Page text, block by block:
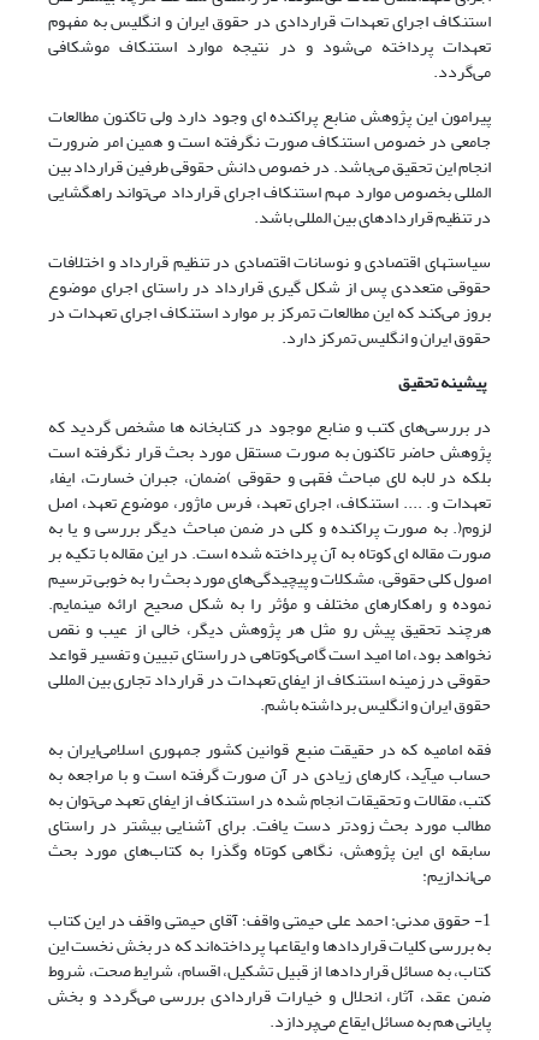
استنکاف اجرای تعهدات قراردادی در حقوق ایران و انگلیس به مفهوم
تعهدات پرداخته می‌شود و در نتیجه موارد استنکاف موشکافی
می‌‌گردد.
پیرامون این پژوهش منابع پراکنده ای وجود دارد ولی تاکنون مطالعات
جامعی در خصوص استنکاف صورت نگرفته است و همین امر ضرورت
انجام این تحقیق می‌باشد. در خصوص دانش حقوقی طرفین قرارداد بین
المللی بخصوص موارد مهم استنکاف اجرای قرارداد می‌‌تواند راهگشایی
در تنظیم قراردادهای بین المللی باشد.
سیاستهای اقتصادی و نوسانات اقتصادی در تنظیم قرارداد و اختلافات
حقوقی متعددی پس از شکل گیری قرارداد در راستای اجرای موضوع
بروز می‌‌کند که این مطالعات تمرکز بر موارد استنکاف اجرای تعهدات در
حقوق ایران و انگلیس تمرکز دارد.
پیشینه تحقیق
در بررسی‌‌های کتب و منابع موجود در کتابخانه ها مشخص گردید که
پژوهش حاضر تاکنون به صورت مستقل مورد بحث قرار نگرفته است
بلکه در لابه لای مباحث فقهی و حقوقی )ضمان، جبران خسارت، ایفاء
تعهدات و. .... استنکاف، اجرای تعهد، فرس ماژور، موضوع تعهد، اصل
لزوم(. به صورت پراکنده و کلی در ضمن مباحث دیگر بررسی و یا به
صورت مقاله ای کوتاه به آن پرداخته شده است. در این مقاله با تکیه بر
اصول کلی حقوقی، مشکلات و پیچیدگی‌‌های مورد بحث را به خوبی ترسیم
نموده و راهکارهای مختلف و مؤثر را به شکل صحیح ارائه مینمایم.
هرچند تحقیق پیش رو مثل هر پژوهش دیگر، خالی از عیب و نقص
نخواهد بود، اما امید است گامی‌‌کوتاهی در راستای تبیین و تفسیر قواعد
حقوقی در زمینه استنکاف از ایفای تعهدات در قرارداد تجاری بین المللی
حقوق ایران و انگلیس برداشته باشم.
فقه امامیه که در حقیقت منبع قوانین کشور جمهوری اسلامی‌‌ایران به
حساب میآید، کارهای زیادی در آن صورت گرفته است و با مراجعه به
کتب، مقالات و تحقیقات انجام شده در استنکاف از ایفای تعهد می‌‌توان به
مطالب مورد بحث زودتر دست یافت. برای آشنایی بیشتر در راستای
سابقه ای این پژوهش، نگاهی کوتاه وگذرا به کتاب‌‌های مورد بحث
می‌‌اندازیم:
1- حقوق مدنی: احمد علی حیمتی واقف؛ آقای حیمتی واقف در این کتاب
به بررسی کلیات قراردادها و ایقاعها پرداخته‌اند که در بخش نخست این
کتاب، به مسائل قراردادها از قبیل تشکیل، اقسام، شرایط صحت، شروط
ضمن عقد، آثار، انحلال و خیارات قراردادی بررسی می‌‌گردد و بخش
پایانی هم به مسائل ایقاع می‌‌پردازد.